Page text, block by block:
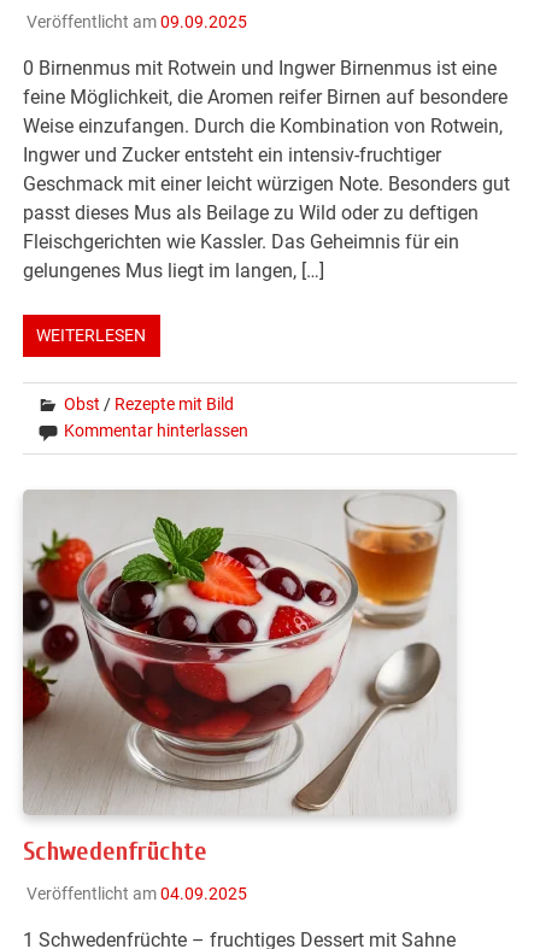
Veröffentlicht am09.09.2025
0 Birnenmus mit Rotwein und Ingwer Birnenmus ist eine
feine Möglichkeit, die Aromen reifer Birnen auf besondere
Weise einzufangen. Durch die Kombination von Rotwein,
Ingwer und Zucker entsteht ein intensiv-fruchtiger
Geschmack mit einer leicht würzigen Note. Besonders gut
passt dieses Mus als Beilage zu Wild oder zu deftigen
Fleischgerichten wie Kassler. Das Geheimnis für ein
gelungenes Mus liegt im langen, […]
WEITERLESEN
Obst / Rezepte mit Bild
Kommentar hinterlassen
Schwedenfrüchte
Veröffentlicht am04.09.2025
1 Schwedenfrüchte – fruchtiges Dessert mit Sahne